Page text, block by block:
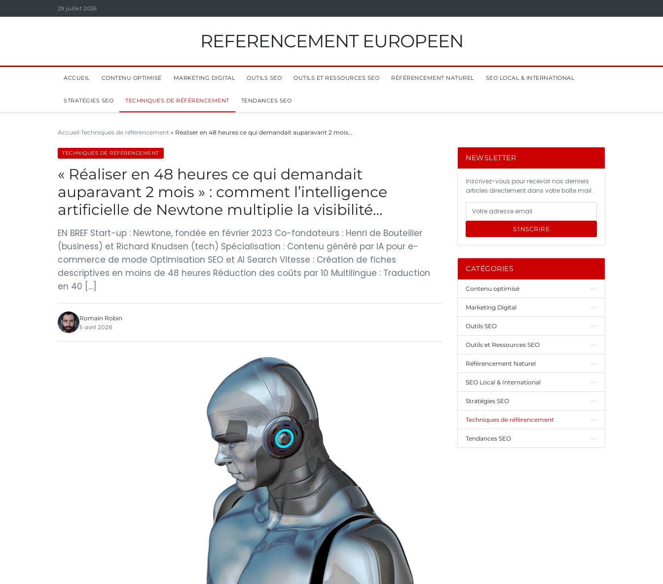
29 juillet 2026
REFERENCEMENT EUROPEEN
ACCUEIL CONTENU OPTIMISÉ MARKETING DIGITAL OUTILS SEO OUTILS ET RESSOURCES SEO RÉFÉRENCEMENT NATUREL SEO LOCAL & INTERNATIONAL
STRATÉGIES SEO TECHNIQUES DE RÉFÉRENCEMENT TENDANCES SEO
Accueil Techniques de référencement « Réaliser en 48 heures ce qui demandait auparavant 2 mois…
TECHNIQUES DE RÉFÉRENCEMENT
« Réaliser en 48 heures ce qui demandait
auparavant 2 mois » : comment l’intelligence
artificielle de Newtone multiplie la visibilité…
EN BREF Start-up : Newtone, fondée en février 2023 Co-fondateurs : Henri de Bouteiller
(business) et Richard Knudsen (tech) Spécialisation : Contenu généré par IA pour e-
commerce de mode Optimisation SEO et AI Search Vitesse : Création de fiches
descriptives en moins de 48 heures Réduction des coûts par 10 Multilingue : Traduction
en 40 […]
Romain Robin
5 avril 2026
NEWSLETTER
Inscrivez-vous pour recevoir nos derniers
articles directement dans votre boîte mail.
S'INSCRIRE
CATÉGORIES
Contenu optimisé
Marketing Digital
Outils SEO
Outils et Ressources SEO
Référencement Naturel
SEO Local & International
Stratégies SEO
Techniques de référencement
Tendances SEO